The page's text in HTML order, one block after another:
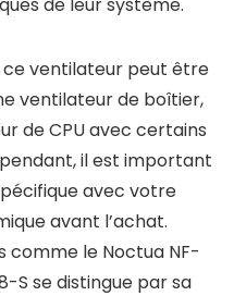
ventilateur peut être
ventilateur de boîtier,
de CPU avec certains
il est important
avec votre
avant l’achat.
le Noctua NF-
S se distingue par sa